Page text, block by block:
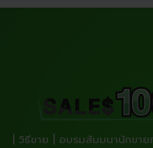
| วิธีขาย | อบรมสัมมนานักขาย